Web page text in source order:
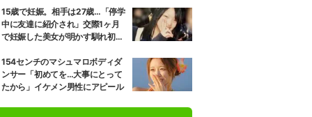
15歳で妊娠。相手は27歳…「停学
中に友達に紹介され」交際1ヶ月
で妊娠した美女が明かす馴れ初め
絶句
154センチのマシュマロボディダ
ンサー「初めてを…大事にとって
たから」イケメン男性にアピール